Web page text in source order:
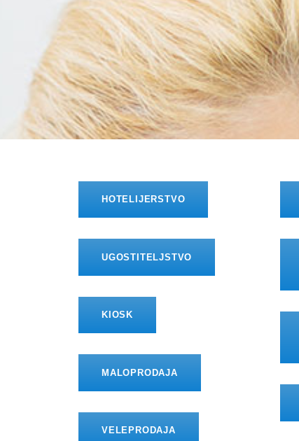
HOTELIJERSTVO
UGOSTITELJSTVO
KIOSK
MALOPRODAJA
VELEPRODAJA